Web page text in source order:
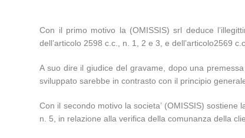
Con il primo motivo la (OMISSIS) srl deduce
dell’articolo 2598 c.c., n. 1, 2 e 3, e dell’articolo2569
A suo dire il giudice del gravame, dopo una
sviluppato sarebbe in contrasto con il principio
Con il secondo motivo la societa’ (OMISSIS)
n. 5, in relazione alla verifica della comunanza della